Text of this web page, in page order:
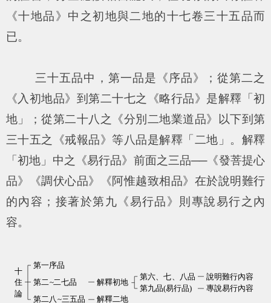
《十地品》中之初地與二地的十七卷三十五品而
已。
三十五品中，第一品是《序品》；從第二之
《入初地品》到第二十七之《略行品》是解釋「初
地」；從第二十八之《分別二地業道品》以下到第
三十五之《戒報品》等八品是解釋「二地」。解釋
「初地」中之《易行品》前面之三品──《發菩提心
品》《調伏心品》《阿惟越致相品》在於說明難行
的內容；接著於第九《易行品》則專說易行之內
容。